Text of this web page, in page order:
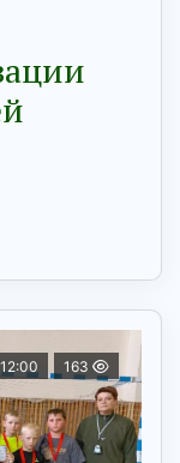
163